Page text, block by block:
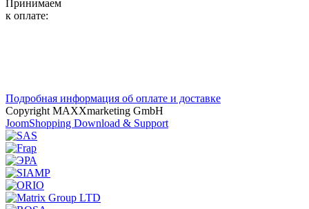
Принимаем
к оплате:
Подробная информация об оплате и доставке
Copyright MAXXmarketing GmbH
JoomShopping Download & Support